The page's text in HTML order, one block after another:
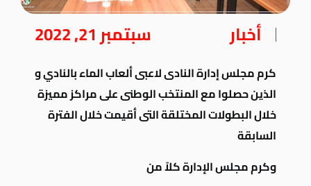
أخبار سبتمبر 21, 2022
كرم مجلس إدارة النادى لاعبى ألعاب الماء بالنادي و
الذين حصلوا مع المنتخب الوطنى على مراكز مميزة
خلال البطولات المختلقة التى أقيمت خلال الفترة
السابقة
وكرم مجلس الإدارة كلاً من